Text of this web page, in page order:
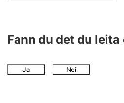
Fann du det du leita
Ja Nei